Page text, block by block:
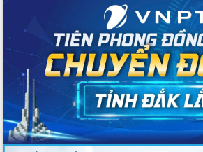
Bầu cử Quốc hội và HĐND: Cử tri Đắk
Lắk gửi gắm niềm tin, kỳ vọng vào lá
phiếu
Đắk Lắk sẵn sàng các điều kiện cho
Ngày hội bầu cử đại biểu Quốc hội
khóa XVI và HĐND các cấp nhiệm kỳ
2026-2031
Đảm bảo cuộc bầu cử đại biểu Quốc
hội và đại biểu HĐND các cấp diễn ra
an toàn, hiệu quả, đúng quy định